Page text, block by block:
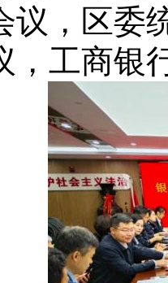
议，区委
，工商银